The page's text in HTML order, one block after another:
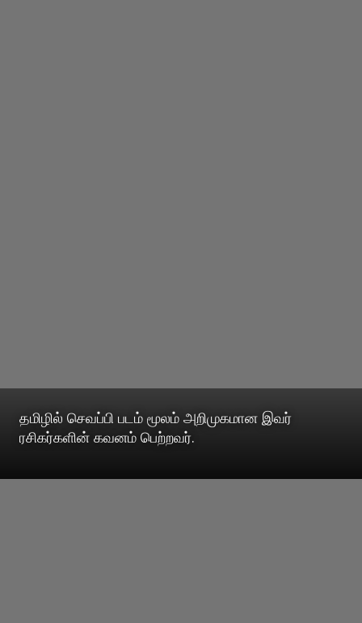
தமிழில் செவப்பி படம் மூலம் அறிமுகமான இவர்
ரசிகர்களின் கவனம் பெற்றவர்.